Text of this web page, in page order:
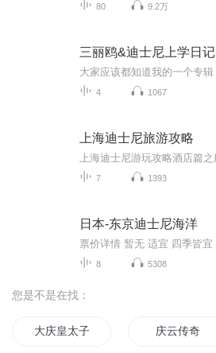
80 9.2万
三丽鸥&迪士尼上学日记
4 1067
上海迪士尼旅游攻略
7 1393
日本-东京迪士尼海洋
8 5308
您是不是在找：
大庆皇太子 庆云传奇